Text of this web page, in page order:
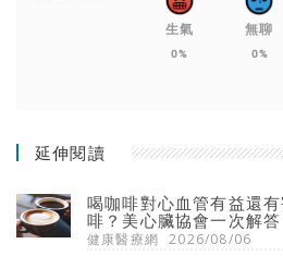
生氣
0%
無聊
0%
延伸閱讀
喝咖啡對心血管有益還
啡？美心臟協會一次解答
健康醫療網 2026/08/06